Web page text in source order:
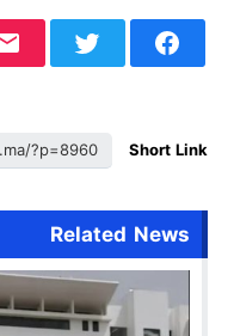
Short Link
Related News